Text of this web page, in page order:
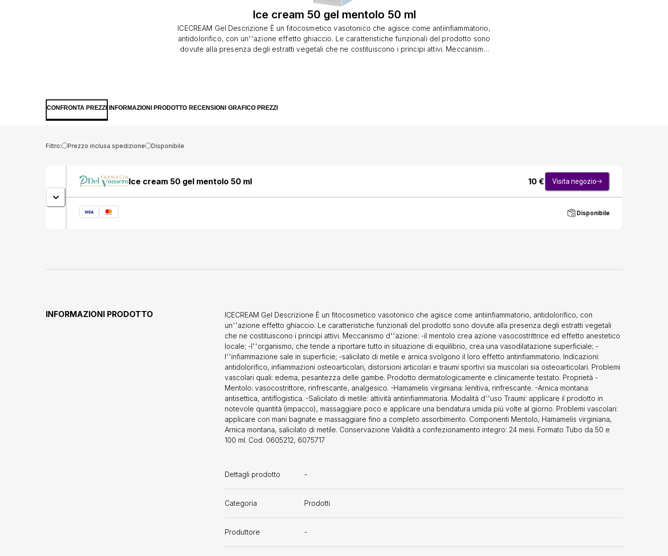
Ice cream 50 gel mentolo 50 ml
ICECREAM Gel Descrizione È un fitocosmetico vasotonico che agisce come antiinfiammatorio,
antidolorifico, con un''azione effetto ghiaccio. Le caratteristiche funzionali del prodotto sono
dovute alla presenza degli estratti vegetali che ne costituiscono i principi attivi. Meccanismo
delle gambe. Prodotto dermatologicamente e clinicamente testato. Proprietà -Mentolo:
CONFRONTA PREZZI INFORMAZIONI PRODOTTO RECENSIONI GRAFICO PREZZI
Filtro: Prezzo inclusa spedizione Disponibile
Ice cream 50 gel mentolo 50 ml 10 € Visita negozio
Disponibile
INFORMAZIONI PRODOTTO
ICECREAM Gel Descrizione È un fitocosmetico vasotonico che agisce come antiinfiammatorio, antidolorifico, con
un''azione effetto ghiaccio. Le caratteristiche funzionali del prodotto sono dovute alla presenza degli estratti vegetali
che ne costituiscono i principi attivi. Meccanismo d''azione: -il mentolo crea azione vasocostrittrice ed effetto anestetico
locale; -l''organismo, che tende a riportare tutto in situazione di equilibrio, crea una vasodilatazione superficiale; -
l''infiammazione sale in superficie; -salicilato di metile e arnica svolgono il loro effetto antinfiammatorio. Indicazioni:
antidolorifico, infiammazioni osteoarticolari, distorsioni articolari e traumi sportivi sia muscolari sia osteoarticolari. Problemi
vascolari quali: edema, pesantezza delle gambe. Prodotto dermatologicamente e clinicamente testato. Proprietà -
Mentolo: vasocostrittore, rinfrescante, analgesico. -Hamamelis virginiana: lenitiva, rinfrescante. -Arnica montana:
antisettica, antiflogistica. -Salicilato di metile: attività antiinfiammatoria. Modalità d''uso Traumi: applicare il prodotto in
notevole quantità (impacco), massaggiare poco e applicare una bendatura umida più volte al giorno. Problemi vascolari:
applicare con mani bagnate e massaggiare fino a completo assorbimento. Componenti Mentolo, Hamamelis virginiana,
Arnica montana, salicilato di metile. Conservazione Validità a confezionamento integro: 24 mesi. Formato Tubo da 50 e
100 ml. Cod. 0605212, 6075717
Dettagli prodotto -
Categoria Prodotti
Produttore -